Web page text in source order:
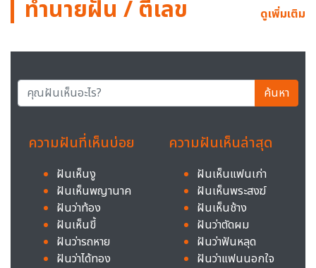
ทำนายฝัน / ตีเลข ดูเพิ่มเติม
ค้นหา
ความฝันที่เห็นบ่อย
ฝันเห็นงู
ฝันเห็นพญานาค
ฝันว่าท้อง
ฝันเห็นขี้
ฝันว่ารถหาย
ฝันว่าได้ทอง
ความฝันเห็นล่าสุด
ฝันเห็นแฟนเก่า
ฝันเห็นพระสงฆ์
ฝันเห็นช้าง
ฝันว่าตัดผม
ฝันว่าฟันหลุด
ฝันว่าแฟนนอกใจ